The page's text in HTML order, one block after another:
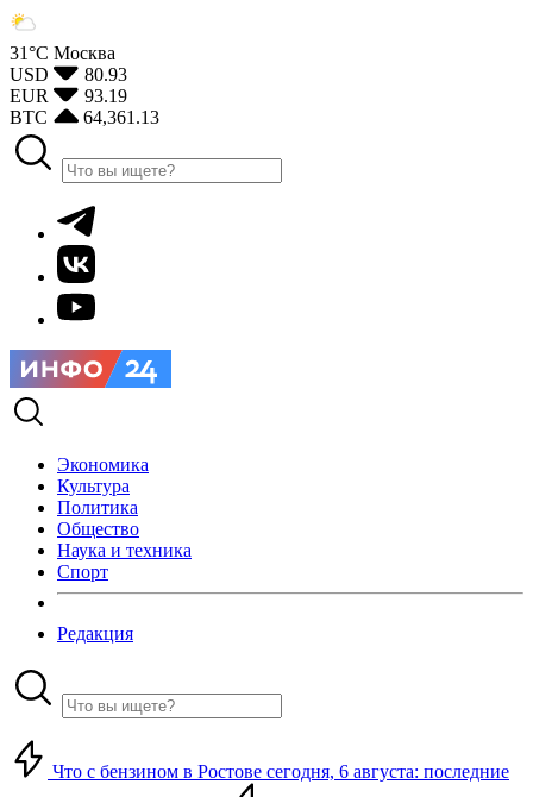
31°С Москва
USD
80.93
EUR
93.19
BTC
64,361.13
Экономика
Культура
Политика
Общество
Наука и техника
Спорт
Редакция
Что с бензином в Ростове сегодня, 6 августа: последние